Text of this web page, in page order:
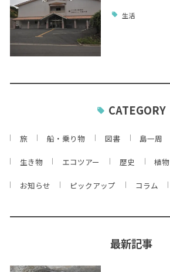
生活
CATEGORY
旅 船・乗り物 図書 島一周
生き物 エコツアー 歴史 植物
お知らせ ピックアップ コラム
最新記事